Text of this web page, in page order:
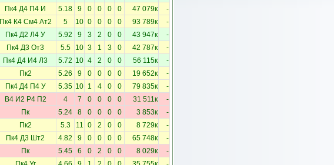
Пк4 Д4 П4 И 5.18 9 0 0 0 0 47 079к -
Пк4 К4 См4 Ат2 5 10 0 0 0 0 93 789к -
Пк4 Д2 Л4 У 5.92 9 3 2 0 0 43 947к -
Пк4 Д3 От3 5.5 10 3 1 3 0 42 787к -
Пк4 Д4 И4 Л3 5.72 10 4 2 0 0 56 115к -
Пк2 5.26 9 0 0 0 0 19 652к -
Пк4 Д4 П4 У 5.35 10 1 4 0 0 79 835к -
В4 И2 Р4 П2 4 7 0 0 0 0 31 511к -
Пк 5.24 8 0 0 0 0 3 853к -
Пк2 5.3 11 0 2 0 0 8 729к -
Пк4 Д3 Шт2 4.82 9 0 0 0 0 65 748к -
Пк 5.45 6 0 2 0 0 8 029к -